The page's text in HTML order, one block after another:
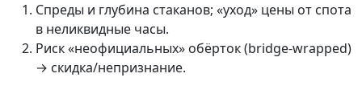
Спреды и глубина стаканов; «уход» цены от спота
в неликвидные часы.
Риск «неофициальных» обёрток (bridge-wrapped)
→ скидка/непризнание.